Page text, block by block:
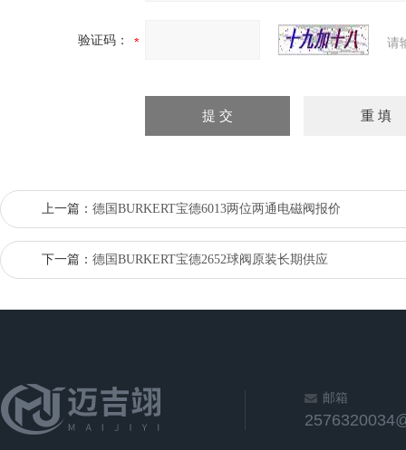
验证码： 请
上一篇： 德国BURKERT宝德6013两位两通电磁阀报价
下一篇： 德国BURKERT宝德2652球阀原装长期供应
邮箱